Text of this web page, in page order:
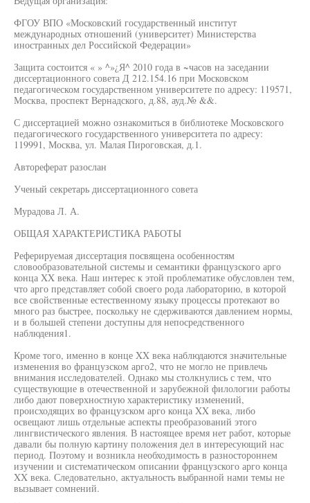
ФГОУ ВПО «Московский государственный институт
международных отношений (университет) Министерства
иностранных дел Российской Федерации»
Защита состоится « » ^»¿Я^ 2010 года в ~часов на заседании
диссертационного совета Д 212.154.16 при Московском
педагогическом государственном университете по адресу: 119571,
Москва, проспект Вернадского, д.88, ауд.№ &&.
С диссертацией можно ознакомиться в библиотеке Московского
педагогического государственного университета по адресу:
119991, Москва, ул. Малая Пироговская, д.1.
Автореферат разослан
Ученый секретарь диссертационного совета
Мурадова Л. А.
ОБЩАЯ ХАРАКТЕРИСТИКА РАБОТЫ
Реферируемая диссертация посвящена особенностям
словообразовательной системы и семантики французского арго
конца XX века. Наш интерес к этой проблематике обусловлен тем,
что арго представляет собой своего рода лабораторию, в которой
все свойственные естественному языку процессы протекают во
много раз быстрее, поскольку не сдерживаются давлением нормы,
и в большей степени доступны для непосредственного
наблюдения1.
Кроме того, именно в конце XX века наблюдаются значительные
изменения во французском арго2, что не могло не привлечь
внимания исследователей. Однако мы столкнулись с тем, что
существующие в отечественной и зарубежной филологии работы
либо дают поверхностную характеристику изменений,
происходящих во французском арго конца XX века, либо
освещают лишь отдельные аспекты преобразований этого
лингвистического явления. В настоящее время нет работ, которые
давали бы полную картину положения дел в интересующий нас
период. Поэтому и возникла необходимость в разностороннем
изучении и систематическом описании французского арго конца
XX века. Следовательно, актуальность выбранной нами темы не
вызывает сомнений.